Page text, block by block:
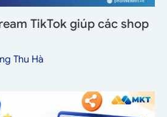
TikTok giúp các shop
Thu Hà